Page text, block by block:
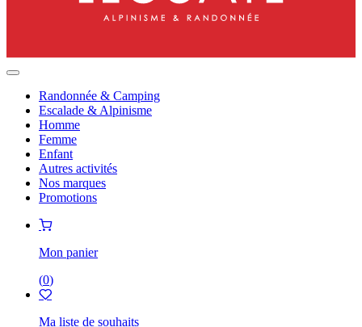
Randonnée & Camping
Escalade & Alpinisme
Homme
Femme
Enfant
Autres activités
Nos marques
Promotions
Mon panier
(0)
Ma liste de souhaits